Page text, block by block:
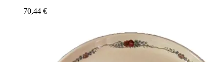
70,44 €